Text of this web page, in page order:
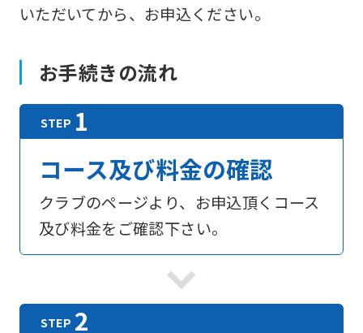
いただいてから、お申込ください。
お手続きの流れ
コース及び料金の確認
クラブのページより、お申込頂くコース
及び料金をご確認下さい。